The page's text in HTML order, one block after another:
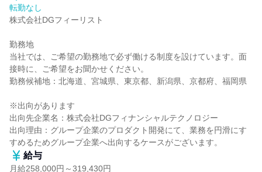
転勤なし
株式会社DGフィーリスト
勤務地
当社では、ご希望の勤務地で必ず働ける制度を設けています。面
接時に、ご希望をお聞かせください。
勤務候補地：北海道、宮城県、東京都、新潟県、京都府、福岡県
※出向があります
出向先企業名：株式会社DGフィナンシャルテクノロジー
出向理由：グループ企業のプロダクト開発にて、業務を円滑にす
すめるためグループ企業へ出向するケースがございます。
給与
月給258,000円～319,430円